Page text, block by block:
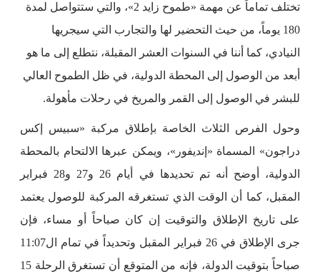
تختلف تماماً عن مهمة «طموح زايد 2»، والتي ستتواصل لمدة
180 يوماً، من حيث التحضير لها والتجارب التي سيجريها
النيادي، كما أننا في السنوات العشر المقبلة، نتطلع إلى ما هو
أبعد من الوصول إلى المحطة الدولية، في ظل الطموح العالي
للبشر في الوصول إلى القمر والمريخ في رحلات مأهولة.
وحول الفرص الثلاث الخاصة بإطلاق مركبة «سبيس إكس
دراجون» المسماة «إنديفور»، ويمكن عبرها الالتحام بالمحطة
الدولية، أوضح أنه تم تحديدها في أيام 26 و27 و28 فبراير
المقبل، كما أن الوقت الذي تستغرقه المركبة للوصول يعتمد
على تاريخ الإطلاق والتوقيت إن كان صباحاً أو مساء، فإن
جرى الإطلاق في 26 فبراير المقبل وتحديداً في تمام ال11:07
صباحاً بتوقيت الدولة، فإنه من المتوقع أن تستغرق الرحلة 15